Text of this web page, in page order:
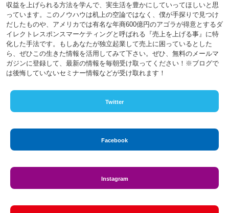
収益を上げられる方法を学んで、実生活を豊かにしていってほしいと思
っています。このノウハウは机上の空論ではなく、僕が手探りで見つけ
だしたものや、アメリカでは有名な年商600億円のアゴラが得意とするダ
イレクトレスポンスマーケティングと呼ばれる『売上を上げる事』に特
化した手法です。もしあなたが独立起業して売上に困っているとした
ら、ぜひこの生きた情報を活用してみて下さい。ぜひ、無料のメールマ
ガジンに登録して、最新の情報を毎朝受け取ってください！※ブログで
は後悔していないセミナー情報などが受け取れます！
Twitter
Facebook
Instagram